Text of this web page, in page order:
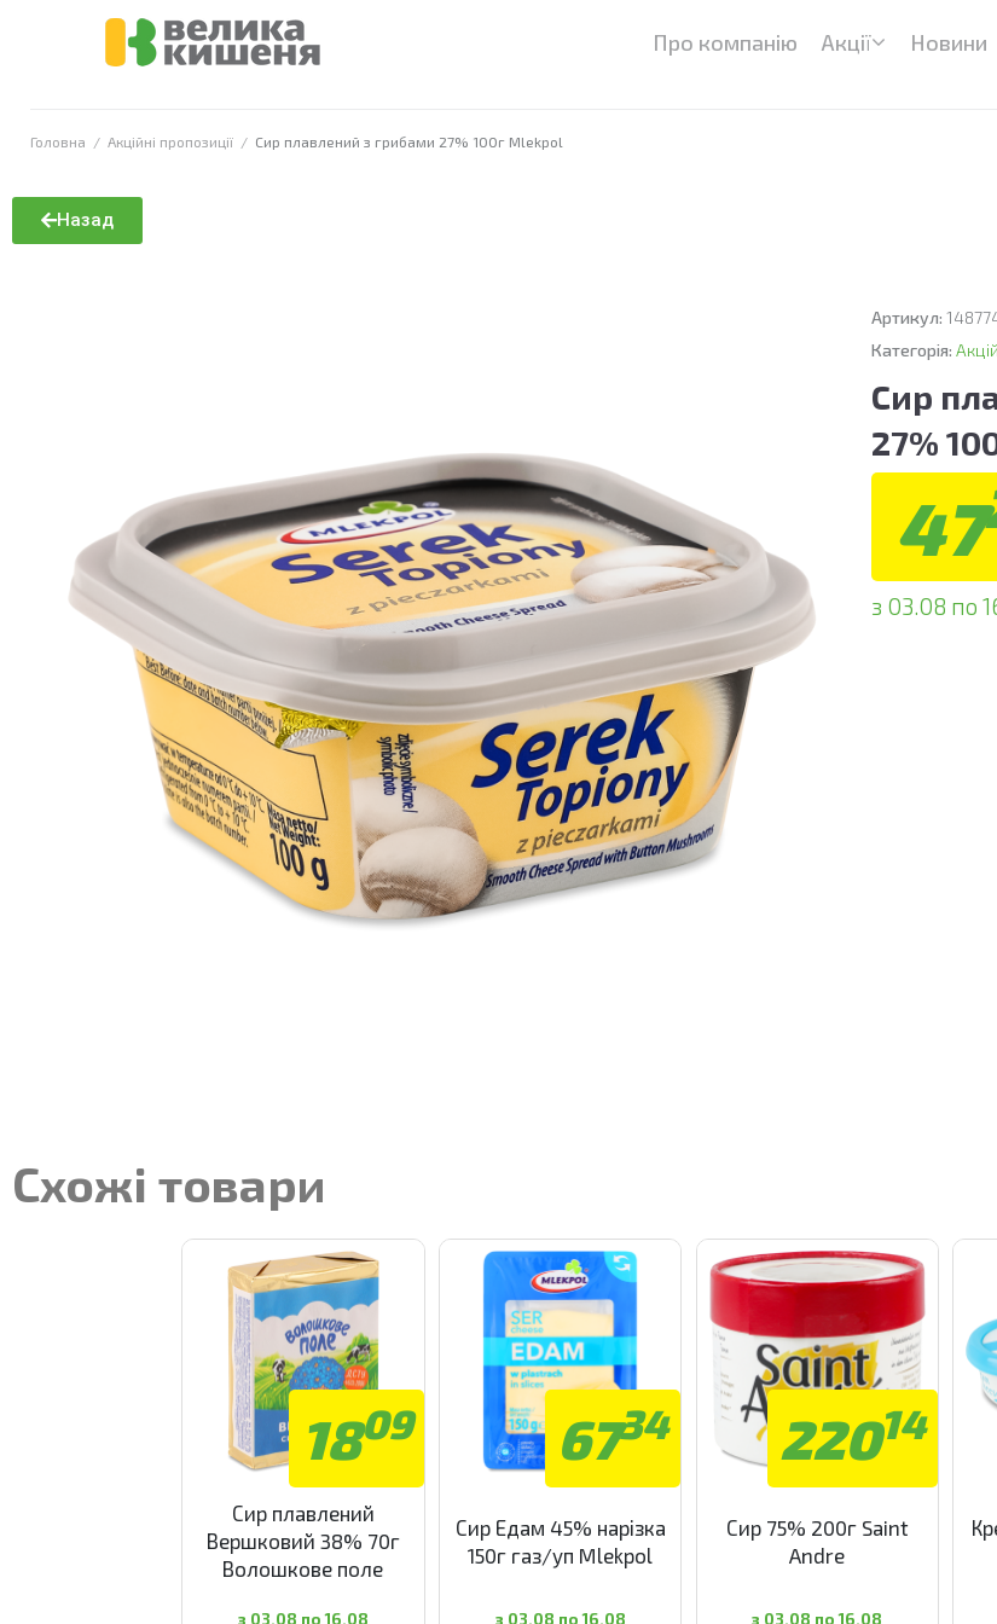
Про компанію Акції Новини
Головна / Акційні пропозиції / Сир плавлений з грибами 27% 100г Mlekpol
Назад
Артикул:
Категорія:
Сир
27%
47
з 03.08 по
Схожі товари
1809
Сир плавлений
Вершковий 38% 70г
Волошкове поле
з 03.08 по 16.08
6734
Сир Едам 45% нарізка
150г газ/уп Mlekpol
з 03.08 по 16.08
22014
Сир 75% 200г Saint
Andre
з 03.08 по 16.08